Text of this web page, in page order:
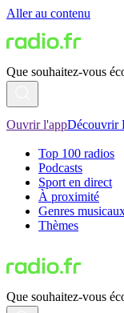
Aller au contenu
Que souhaitez-vous
Ouvrir l'appDécouvrir
Top 100 radios
Podcasts
Sport en direct
À proximité
Genres
Thèmes
Que souhaitez-vous